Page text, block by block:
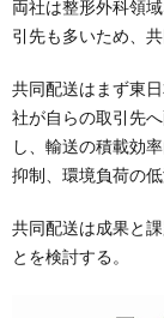
両社は整形外科領
引先も多いため、
共同配送はまず東
社が自らの取引先
し、輸送の積載効
抑制、環境負荷の低
共同配送は成果と
とを検討する。